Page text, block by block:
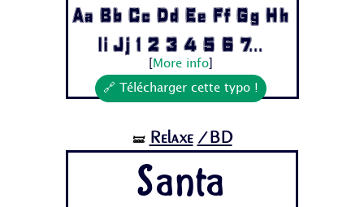
Aa Bb Cc Dd Ee Ff Gg Hh
Ii Jj 1 2 3 4 5 6 7...
More info]
🔗 Télécharger cette typo !
🝛 Relaxe /BD
Santa